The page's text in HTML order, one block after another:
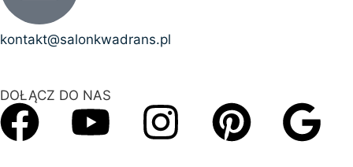
kontakt@salonkwadrans.pl
DOŁĄCZ DO NAS